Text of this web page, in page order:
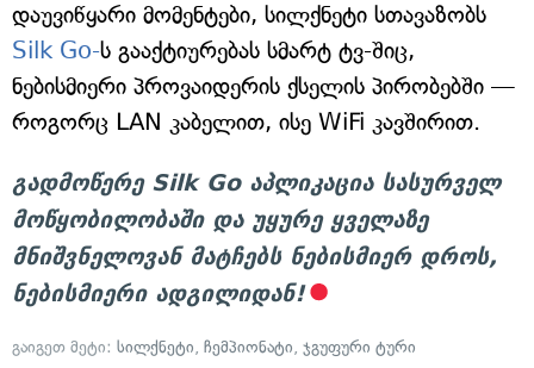
დაუვიწყარი მომენტები, სილქნეტი სთავაზობს
Silk Go-ს გააქტიურებას სმარტ ტვ-შიც,
ნებისმიერი პროვაიდერის ქსელის პირობებში —
როგორც LAN კაბელით, ისე WiFi კავშირით.
გადმოწერე Silk Go აპლიკაცია სასურველ
მოწყობილობაში და უყურე ყველაზე
მნიშვნელოვან მატჩებს ნებისმიერ დროს,
ნებისმიერი ადგილიდან!
გაიგეთ მეტი: სილქნეტი, ჩემპიონატი, ჯგუფური ტური